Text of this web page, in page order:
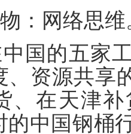
：网络思维
国的五家
、资源共享
、在天津
的中国钢桶